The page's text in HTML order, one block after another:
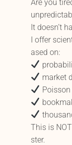
Are you
It doesn’t
I offer
ased on:
market
This is
ster.